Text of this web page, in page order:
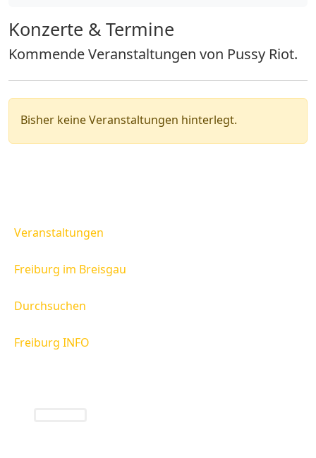
Konzerte & Termine
Kommende Veranstaltungen von Pussy Riot.
Bisher keine Veranstaltungen hinterlegt.
Veranstaltungen
Freiburg im Breisgau
Durchsuchen
Freiburg INFO